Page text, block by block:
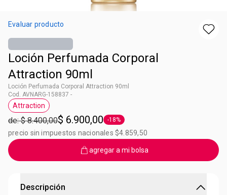
Evaluar producto
Loción Perfumada Corporal
Attraction 90ml
Loción Perfumada Corporal Attraction 90ml
Cod. AVNARG-158837 -
Etiqueta Attraction
Attraction
de: $ 8.400,00$ 6.900,00 Etiqueta -18%
-18%
precio sin impuestos nacionales $4.859,50
agregar a mi bolsa
Descripción